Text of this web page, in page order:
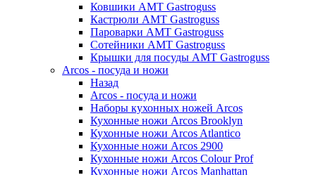
Ковшики AMT Gastroguss
Кастрюли AMT Gastroguss
Пароварки AMT Gastroguss
Сотейники AMT Gastroguss
Крышки для посуды AMT Gastroguss
Arcos - посуда и ножи
Назад
Arcos - посуда и ножи
Наборы кухонных ножей Arcos
Кухонные ножи Arcos Brooklyn
Кухонные ножи Arcos Atlantico
Кухонные ножи Arcos 2900
Кухонные ножи Arcos Colour Prof
Кухонные ножи Arcos Manhattan